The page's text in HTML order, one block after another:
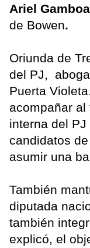
Ariel Gamboa
de Bowen.
Oriunda de
del PJ,
Puerta
acompañar
interna del
candidatos
asumir una
También
diputada
también
explicó, el